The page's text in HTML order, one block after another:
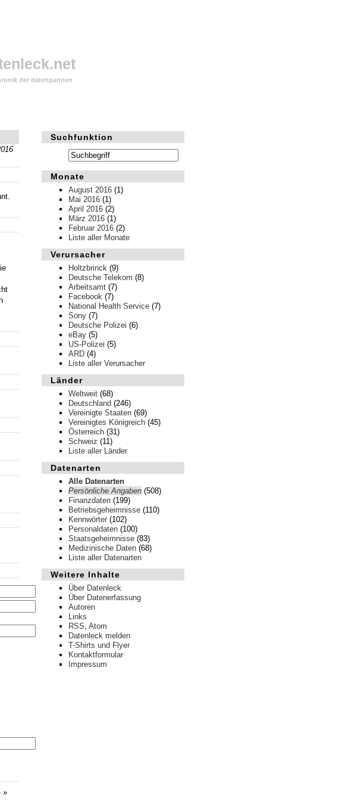
der datenpannen
Suchfunktion
Monate
August 2016 (1)
Mai 2016 (1)
April 2016 (2)
März 2016 (1)
Februar 2016 (2)
Liste aller Monate
Verursacher
Holtzbrinck (9)
Deutsche Telekom (8)
Arbeitsamt (7)
Facebook (7)
National Health Service (7)
Sony (7)
Deutsche Polizei (6)
eBay (5)
US-Polizei (5)
ARD (4)
Liste aller Verursacher
Länder
Weltweit (68)
Deutschland (246)
Vereinigte Staaten (69)
Vereinigtes Königreich (45)
Österreich (31)
Schweiz (11)
Liste aller Länder
Datenarten
Alle Datenarten
Persönliche Angaben (508)
Finanzdaten (199)
Betriebsgeheimnisse (110)
Kennwörter (102)
Personaldaten (100)
Staatsgeheimnisse (83)
Medizinische Daten (68)
Liste aller Datenarten
Weitere Inhalte
Über Datenleck
Über Datenerfassung
Autoren
Links
RSS, Atom
Datenleck melden
T-Shirts und Flyer
Kontaktformular
Impressum